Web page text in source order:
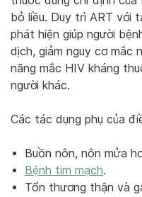
bỏ liều. Duy trì ART với
phát hiện giúp người
dịch, giảm nguy cơ mắc
năng mắc HIV kháng
người khác.
Các tác dụng phụ của
Buồn nôn, nôn mửa
Bệnh tim mạch.
Tổn thương thận và